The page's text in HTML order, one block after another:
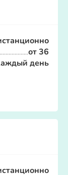
от 36
день